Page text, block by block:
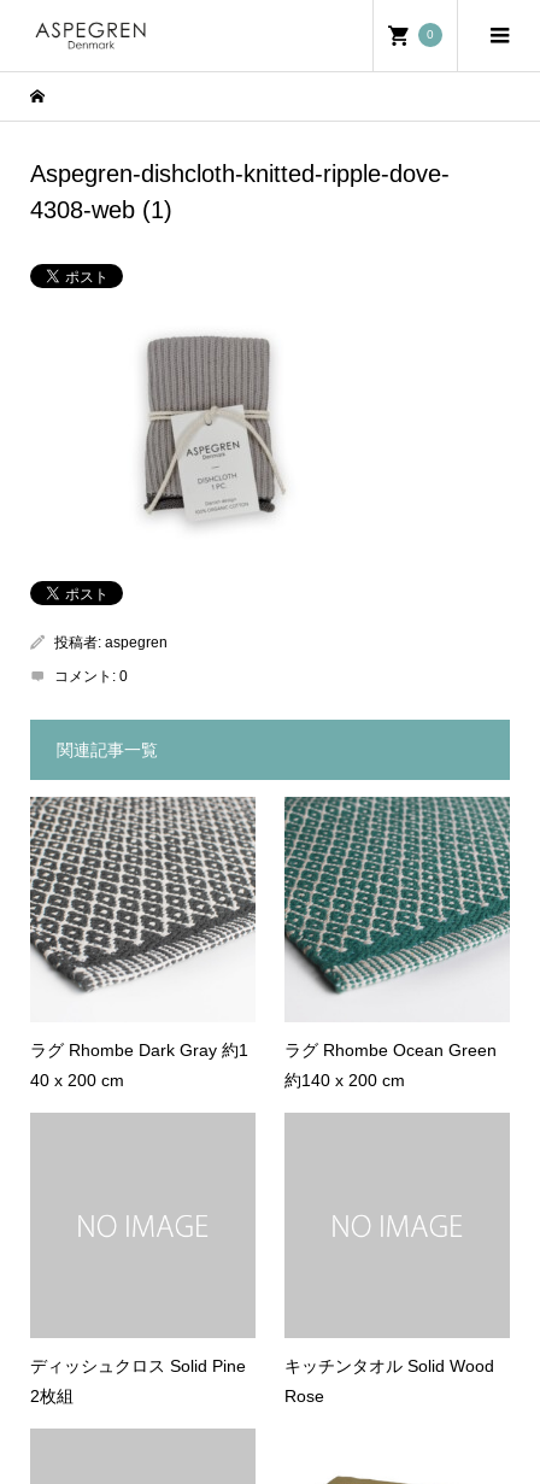
0
Aspegren-dishcloth-knitted-ripple-dove-
4308-web (1)
投稿者: aspegren
コメント: 0
関連記事一覧
ラグ Rhombe Dark Gray 約1
40 x 200 cm
ラグ Rhombe Ocean Green
約140 x 200 cm
ディッシュクロス Solid Pine
2枚組
キッチンタオル Solid Wood
Rose